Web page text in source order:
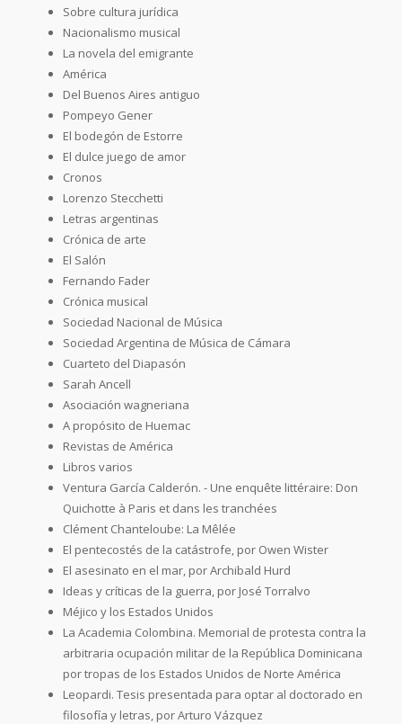
Sobre cultura jurídica
Nacionalismo musical
La novela del emigrante
América
Del Buenos Aires antiguo
Pompeyo Gener
El bodegón de Estorre
El dulce juego de amor
Cronos
Lorenzo Stecchetti
Letras argentinas
Crónica de arte
El Salón
Fernando Fader
Crónica musical
Sociedad Nacional de Música
Sociedad Argentina de Música de Cámara
Cuarteto del Diapasón
Sarah Ancell
Asociación wagneriana
A propósito de Huemac
Revistas de América
Libros varios
Ventura García Calderón. - Une enquête littéraire: Don
Quichotte à Paris et dans les tranchées
Clément Chanteloube: La Mêlée
El pentecostés de la catástrofe, por Owen Wister
El asesinato en el mar, por Archibald Hurd
Ideas y críticas de la guerra, por José Torralvo
Méjico y los Estados Unidos
La Academia Colombina. Memorial de protesta contra la
arbitraria ocupación militar de la República Dominicana
por tropas de los Estados Unidos de Norte América
Leopardi. Tesis presentada para optar al doctorado en
filosofía y letras, por Arturo Vázquez